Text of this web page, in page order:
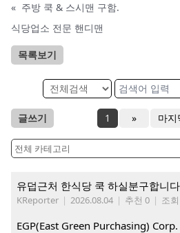
« 주방 쿡 & 스시맨 구함.
식당업소 전문 핸디맨
목록보기
글쓰기 1 » 마지
유덥근처 한식당 쿡 하실분구합니다
KReporter | 2026.08.04 | 추천 0 | 조